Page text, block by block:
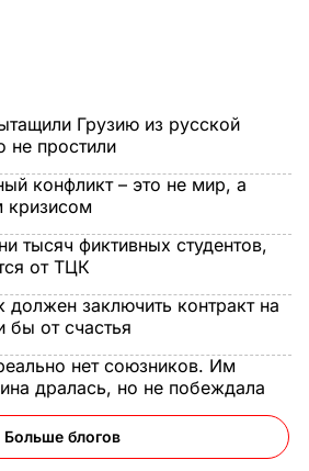
Грузию из русской
не простили
конфликт – это не мир, а
кризисом
тысяч фиктивных студентов,
от ТЦК
должен заключить контракт на
от счастья
нет союзников. Им
дралась, но не побеждала
Больше блогов